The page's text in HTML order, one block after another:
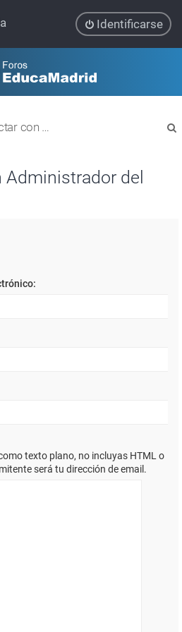
Identificarse
Contactar con un Administrador del Foro
Administrador del
texto plano, no incluyas HTML o
será tu dirección de email.